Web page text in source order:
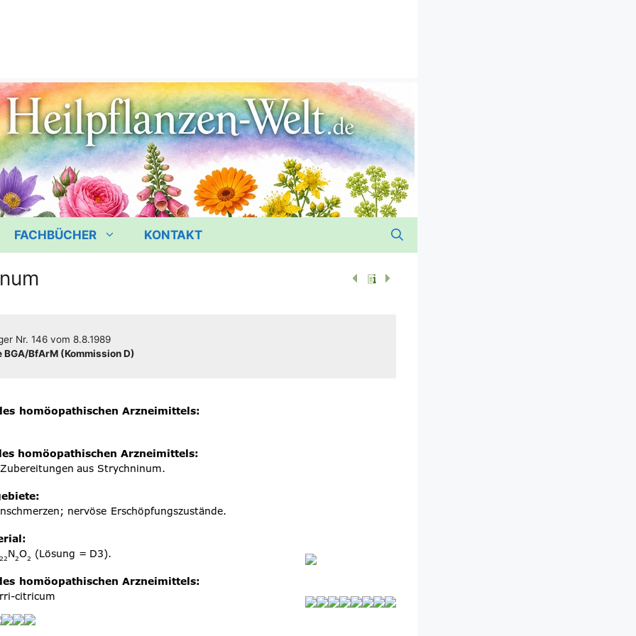
FACHBÜCHER KONTAKT
Nr. 146 vom 8.8.1989
BGA/​​BfArM (Kom­mis­si­on D)